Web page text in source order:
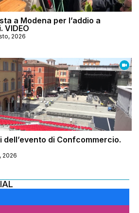
a Modena per l’addio a
VIDEO
2026
dell’evento di Confcommercio.
2026